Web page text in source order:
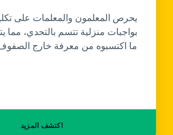
يحرص المعلمون والمعلمات على
بواجبات منزلية تتسم بالتحدي، مما
ما اكتسبوه من معرفة خارج
اكتشف المزيد